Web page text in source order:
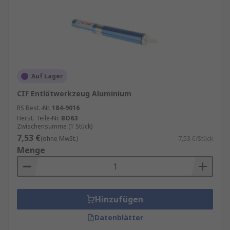
Auf Lager
CIF Entlötwerkzeug Aluminium
RS Best.-Nr. 184-9016
Herst. Teile-Nr. BO63
Zwischensumme (1 Stück)
7,53 €(ohne MwSt.) 7,53 €/Stück
Menge
Hinzufügen
Datenblätter